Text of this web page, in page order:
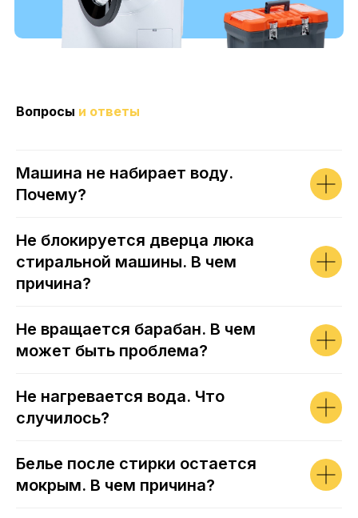
Вопросы и ответы
Машина не набирает воду.
Почему?
Не блокируется дверца люка
стиральной машины. В чем
причина?
Не вращается барабан. В чем
может быть проблема?
Не нагревается вода. Что
случилось?
Белье после стирки остается
мокрым. В чем причина?